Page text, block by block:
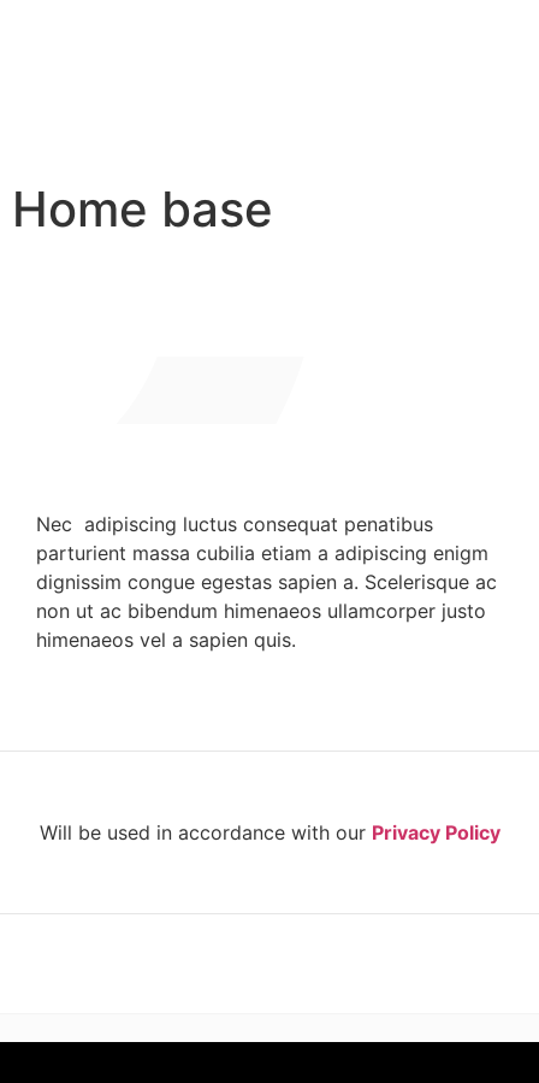
Home base
Nec adipiscing luctus consequat penatibus
parturient massa cubilia etiam a adipiscing enigm
dignissim congue egestas sapien a. Scelerisque ac
non ut ac bibendum himenaeos ullamcorper justo
himenaeos vel a sapien quis.
Will be used in accordance with our Privacy Policy